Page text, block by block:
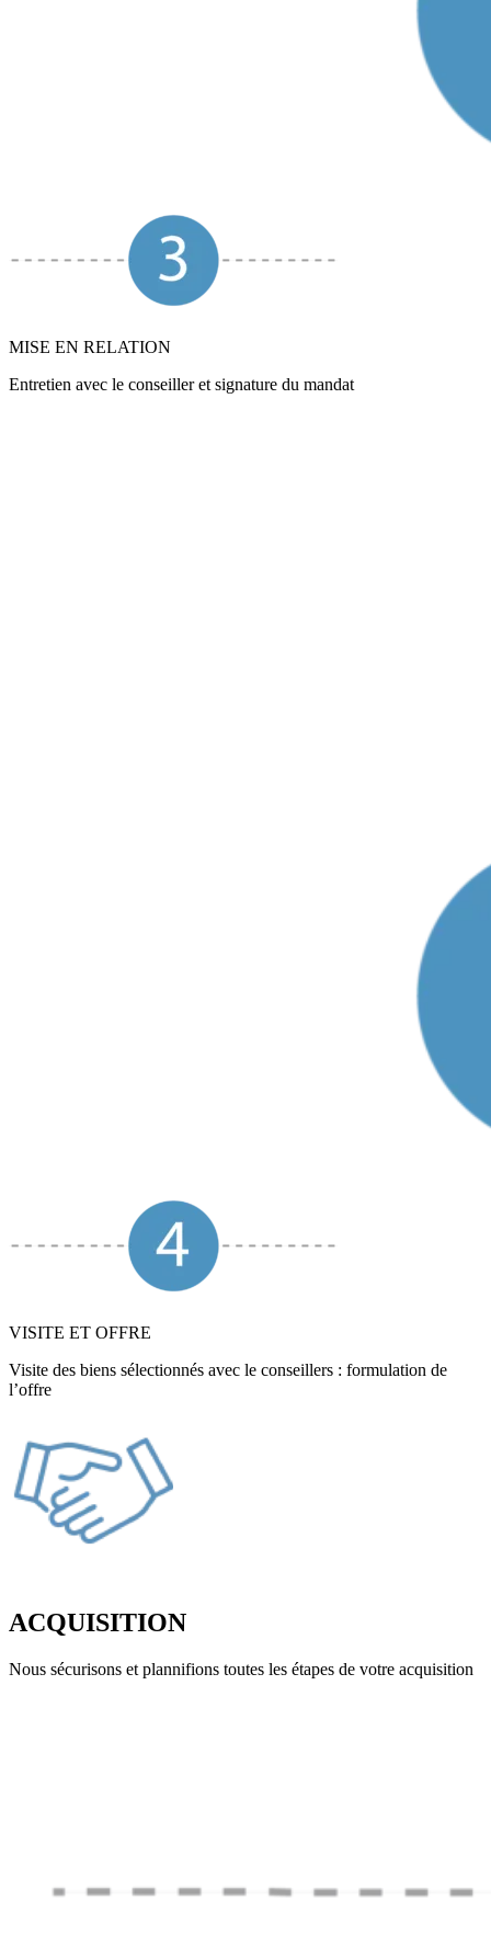
MISE EN RELATION
Entretien avec le conseiller et signature du mandat
VISITE ET OFFRE
Visite des biens sélectionnés avec le conseillers : formulation de
l’offre
ACQUISITION
Nous sécurisons et plannifions toutes les étapes de votre acquisition